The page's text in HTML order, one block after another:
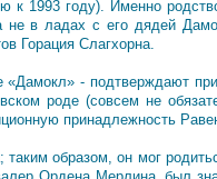
к 1993 году). Именно
не в ладах с его дядей
Горация Слагхорна.
«Дамокл» - подтверждают
роде (совсем не
принадлежность
таким образом, он мог